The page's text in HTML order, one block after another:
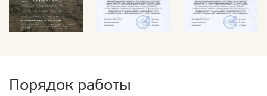
Порядок работы